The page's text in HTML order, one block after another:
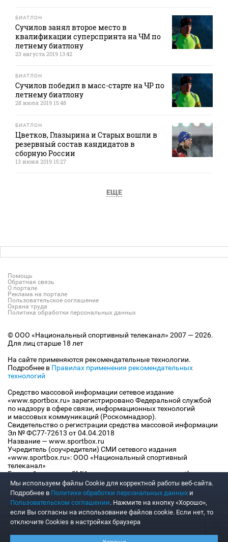
БИАТЛОН
Сучилов занял второе место в
квалификации суперспринта на ЧМ по
летнему биатлону
23 августа 2019 13:42
БИАТЛОН
Сучилов победил в масс-старте на ЧР по
летнему биатлону
28 июля 2019 15:48
БИАТЛОН
Цветков, Глазырина и Старых вошли в
резервный состав кандидатов в
сборную России
13 июня 2019 15:27
ЕЩЕ
Помощь
Обратная связь
О портале
Реклама на портале
Пользовательское соглашение
Охрана труда
Политика обработки персональных данных
© ООО «Национальный спортивный телеканал» 2007 — 2026.
Для лиц старше 18 лет
На сайте применяются рекомендательные технологии.
Подробнее в Правилах применения рекомендательных
технологий
Средство массовой информации сетевое издание
«www.sportbox.ru» зарегистрировано Федеральной службой
по надзору в сфере связи, информационных технологий
и массовых коммуникаций (Роскомнадзор).
Свидетельство о регистрации средства массовой информации
Эл № ФС77-72613 от 04.04.2018
Название — www.sportbox.ru
Учредитель (соучредители) СМИ сетевого издания
«www.sportbox.ru»: ООО «Национальный спортивный
телеканал»
Главный редактор СМИ сетевого издания «www.sportbox.ru»:
Конов В.А.
Номер телефона редакции СМИ сетевого издания
«www.sportbox.ru»: +7 (495) 653 8419
Адрес электронной почты редакции СМИ сетевого издания
«www.sportbox.ru»: editor@sportbox.ru
Мы используем файлы Сookie для корректной работы веб-сайта.
Подробнее в Политике обработки персональных данных и
Пользовательском соглашении. Нажмите на кнопку «Хорошо»,
если Вы согласны на использование файлов cookie. Если нет, то
отключите Cookies в настройках браузера